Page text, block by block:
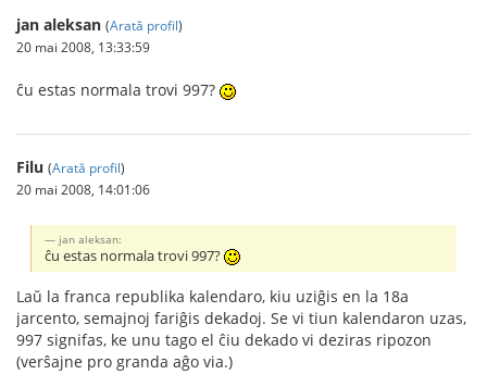
jan aleksan (Arată profil)
20 mai 2008, 13:33:59
ĉu estas normala trovi 997?
Filu (Arată profil)
20 mai 2008, 14:01:06
jan aleksan:
ĉu estas normala trovi 997?
Laŭ la franca republika kalendaro, kiu uziĝis en la 18a
jarcento, semajnoj fariĝis dekadoj. Se vi tiun kalendaron uzas,
997 signifas, ke unu tago el ĉiu dekado vi deziras ripozon
(verŝajne pro granda aĝo via.)